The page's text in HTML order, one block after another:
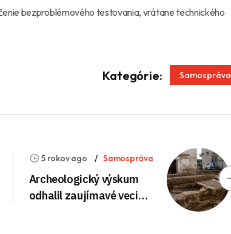
bezproblémového testovania, vrátane technického
Kategórie: Samospráva
5 rokov ago Samospráva
Archeologický výskum
odhalil zaujímavé veci…